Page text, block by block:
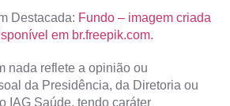
Destacada: Fundo – imagem criada
em br.freepik.com.
nada reflete a opinião ou
da Presidência, da Diretoria ou
IAG Saúde, tendo caráter